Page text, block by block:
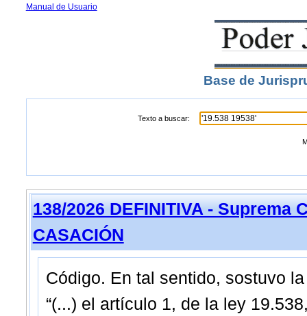
Manual de Usuario
Base de
Texto a buscar:
138/2026 DEFINITIVA - Suprema
CASACIÓN
Código. En tal sentido, sostuvo
“(...) el artículo 1, de la ley